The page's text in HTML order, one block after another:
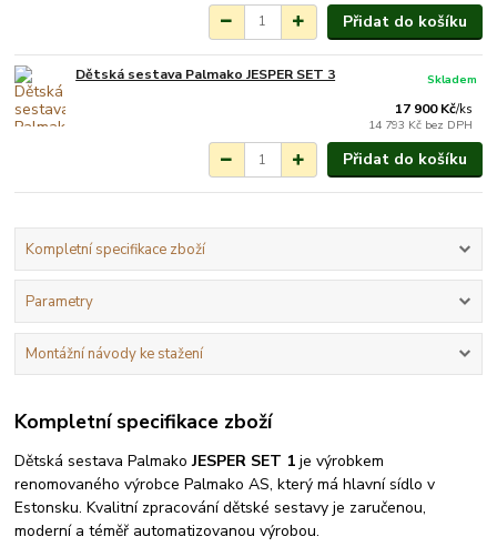
Přidat do košíku
Dětská sestava Palmako JESPER SET 3
17 900 Kč/ks
14 793 Kč bez DPH
Skladem
Přidat do košíku
Kompletní specifikace zboží
Parametry
Montážní návody ke stažení
Kompletní specifikace zboží
Dětská sestava PalmakoJESPER SET 1je výrobkem
renomovaného výrobce Palmako AS, který má hlavní sídlo v
Estonsku. Kvalitní zpracování dětské sestavy je zaručenou,
moderní a téměř automatizovanou výrobou.